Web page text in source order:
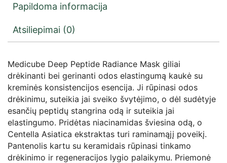
Papildoma informacija
Atsiliepimai (0)
Medicube Deep Peptide Radiance Mask giliai
drėkinanti bei gerinanti odos elastingumą kaukė su
kreminės konsistencijos esencija. Ji rūpinasi odos
drėkinimu, suteikia jai sveiko švytėjimo, o dėl sudėtyje
esančių peptidų stangrina odą ir suteikia jai
elastingumo. Pridėtas niacinamidas šviesina odą, o
Centella Asiatica ekstraktas turi raminamąjį poveikį.
Pantenolis kartu su keramidais rūpinasi tinkamo
drėkinimo ir regeneracijos lygio palaikymu. Priemonė